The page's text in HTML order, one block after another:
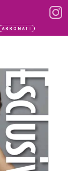
ABBONATI